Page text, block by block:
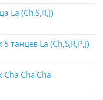
(Ch,S,R,J)
La (Ch,S,R,P,J)
Cha Cha